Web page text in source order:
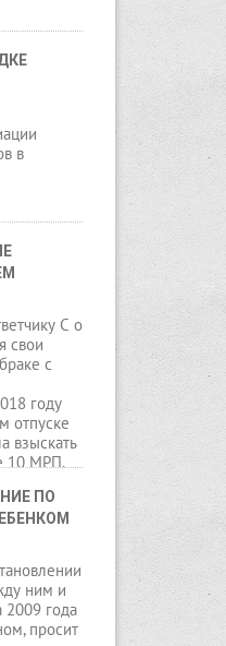
в
С о
свои
с
году
отпуске
взыскать
10 МРП.
ПО
ним и
2009 года
просит